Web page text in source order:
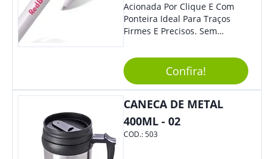
Acionada Por Clique E Com
Ponteira Ideal Para Traços
Firmes E Precisos. Sem
Brinde Para Representar Sua
Marca. Dimensões: 1.6 Cm X
13.7 Cm X 1.6 Cm
Confira!
CANECA DE METAL
400ML - 02
COD.:503